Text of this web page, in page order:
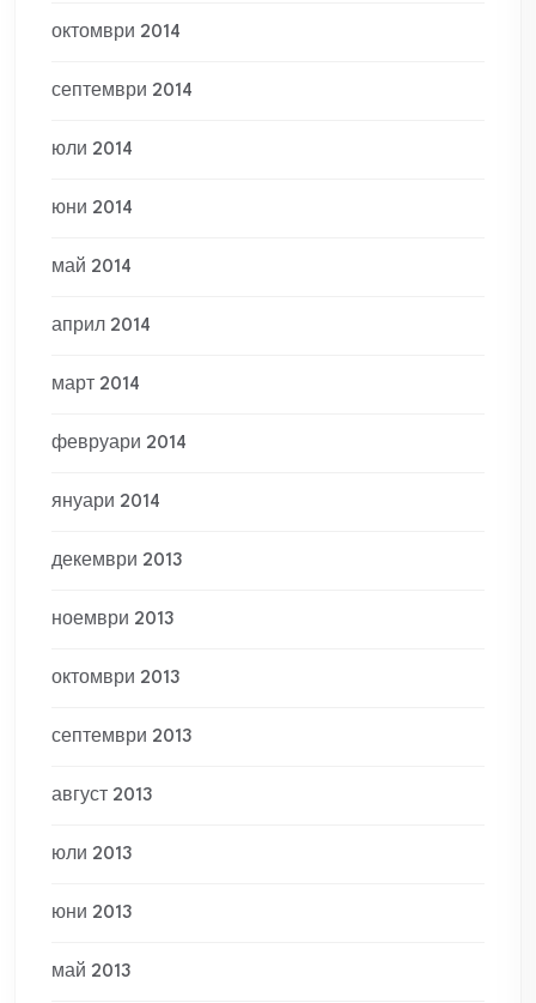
октомври 2014
септември 2014
юли 2014
юни 2014
май 2014
април 2014
март 2014
февруари 2014
януари 2014
декември 2013
ноември 2013
октомври 2013
септември 2013
август 2013
юли 2013
юни 2013
май 2013